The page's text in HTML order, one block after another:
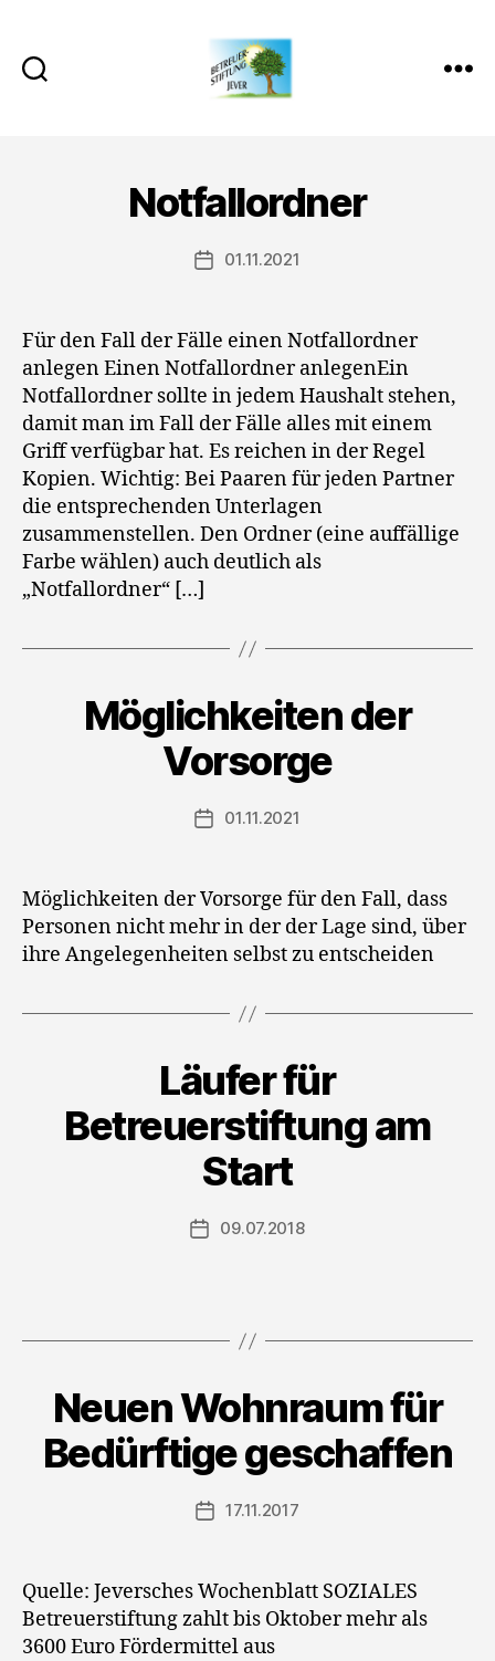
Notfallordner
Veröffentlichungsdatum
01.11.2021
Für den Fall der Fälle einen Notfallordner
anlegen Einen Notfallordner anlegenEin
Notfallordner sollte in jedem Haushalt stehen,
damit man im Fall der Fälle alles mit einem
Griff verfügbar hat. Es reichen in der Regel
Kopien. Wichtig: Bei Paaren für jeden Partner
die entsprechenden Unterlagen
zusammenstellen. Den Ordner (eine auffällige
Farbe wählen) auch deutlich als
„Notfallordner“ […]
Möglichkeiten der
Vorsorge
Veröffentlichungsdatum
01.11.2021
Möglichkeiten der Vorsorge für den Fall, dass
Personen nicht mehr in der der Lage sind, über
ihre Angelegenheiten selbst zu entscheiden
Läufer für
Betreuerstiftung am
Start
Veröffentlichungsdatum
09.07.2018
Neuen Wohnraum für
Bedürftige geschaffen
Veröffentlichungsdatum
17.11.2017
Quelle: Jeversches Wochenblatt SOZIALES
Betreuerstiftung zahlt bis Oktober mehr als
3600 Euro Fördermittel aus